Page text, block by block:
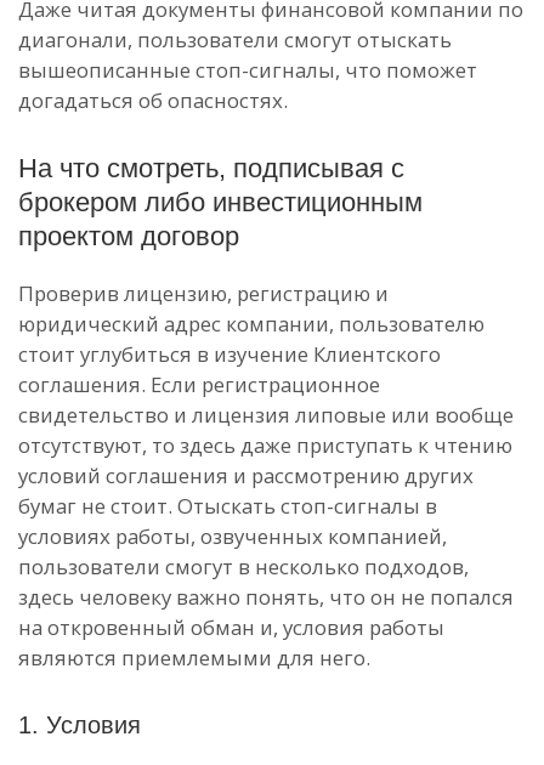
Даже читая документы финансовой компании по
диагонали, пользователи смогут отыскать
вышеописанные стоп-сигналы, что поможет
догадаться об опасностях.
На что смотреть, подписывая с
брокером либо инвестиционным
проектом договор
Проверив лицензию, регистрацию и
юридический адрес компании, пользователю
стоит углубиться в изучение Клиентского
соглашения. Если регистрационное
свидетельство и лицензия липовые или вообще
отсутствуют, то здесь даже приступать к чтению
условий соглашения и рассмотрению других
бумаг не стоит. Отыскать стоп-сигналы в
условиях работы, озвученных компанией,
пользователи смогут в несколько подходов,
здесь человеку важно понять, что он не попался
на откровенный обман и, условия работы
являются приемлемыми для него.
1. Условия